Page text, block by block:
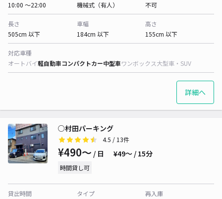
10:00 〜22:00
機械式（有人）
不可
長さ
505cm 以下
車幅
184cm 以下
高さ
155cm 以下
対応車種
オートバイ軽自動車コンパクトカー中型車ワンボックス大型車・SUV
詳細へ
○村田パーキング
4.5 / 13件
¥490〜 / 日 ¥49〜 / 15分
時間貸し可
貸出時間
タイプ
再入庫